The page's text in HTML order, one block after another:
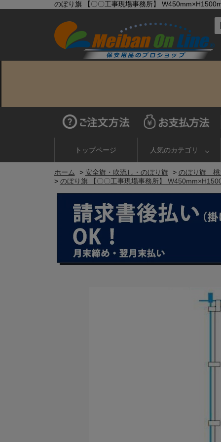
のぼり旗 【〇〇工事現場事務所】
トップページ 人気のカテゴリ
ホーム > 安全旗・吹流し・のぼり旗 > のぼり旗 桃
> のぼり旗 【〇〇工事現場事務所】